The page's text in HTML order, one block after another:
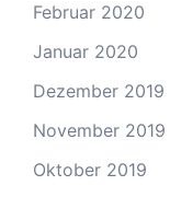
Februar 2020
Januar 2020
Dezember 2019
November 2019
Oktober 2019